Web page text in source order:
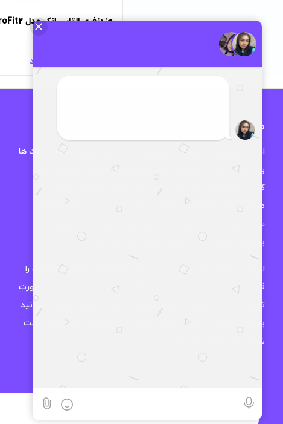
هندزفری القایی انکر مدل AeroFit2
ناموجود
درباره اوزمان دیجیتال
اوزمان دیجیتال فروشگاه تخصصی لوازم جانبی موبایل و انواع گجت ها
بوده و به صورت تخصصی تمامی محصولات موجود در بازار را تست
کرده و محصولاتی که واقعا ارزش خرید دارند را موجود کرده و به
مخاطب های خود معرفی میکند. اوزمان دیجیتال در زمینه هدفون،
ساعت هوشمند و سایر لوازم جانبی نیز فعالیت دارد و سعی میکند
بهترین محصولات را در اختیار مشتریان خود قرار دهد.
اوزمان دیجیتال این اطمینان را به شما میدهد که تمامی محصولات را
قبل از موجود کردن در فروشگاه از همه جوانب بررسی کرده و در صورت
تایید ، کالا در فروشگاه موجود میشود و شما با خیال آسوده میتوانید
بهترین انتخاب را داشته باشید چرا که اکثر محصولات فروشگاه مهلت
تست بدون قید و شرط دارند.